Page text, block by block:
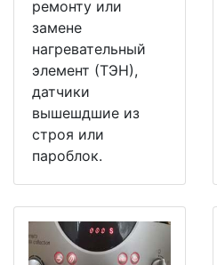
ремонту или
замене
нагревательный
элемент (ТЭН),
датчики
вышешдшие из
строя или
пароблок.